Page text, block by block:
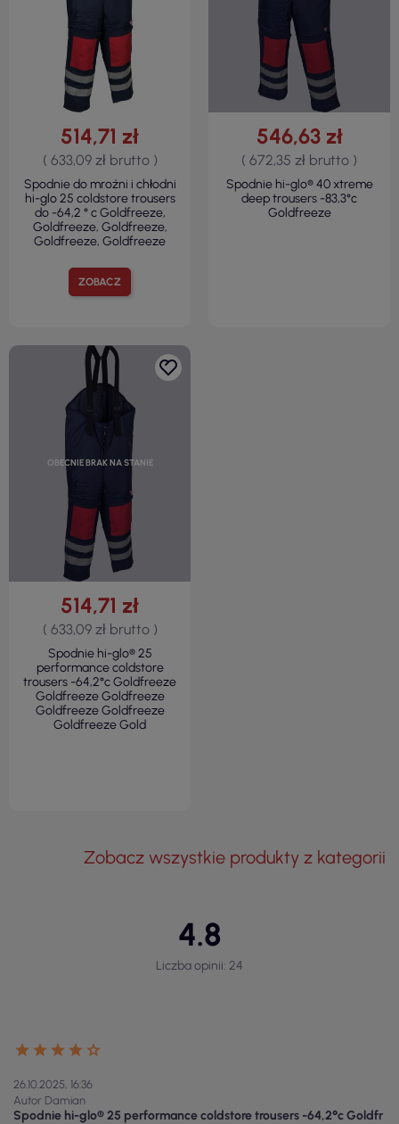
ZOBACZ
514,71 zł
( 633,09 zł brutto )
Spodnie do mroźni i chłodni
hi-glo 25 coldstore trousers
do -64,2 ° c Goldfreeze,
Goldfreeze, Goldfreeze,
Goldfreeze, Goldfreeze
546,63 zł
( 672,35 zł brutto )
Spodnie hi-glo® 40 xtreme
deep trousers -83,3°c
Goldfreeze
OBECNIE BRAK NA STANIE
514,71 zł
( 633,09 zł brutto )
Spodnie hi-glo® 25
performance coldstore
trousers -64,2°c Goldfreeze
Goldfreeze Goldfreeze
Goldfreeze Goldfreeze
Goldfreeze Gold
Zobacz wszystkie produkty z kategorii
4.8
Liczba opinii: 24
26.10.2025, 16:36
Autor Damian
Spodnie hi-glo® 25 performance coldstore trousers -64,2°c Goldfr